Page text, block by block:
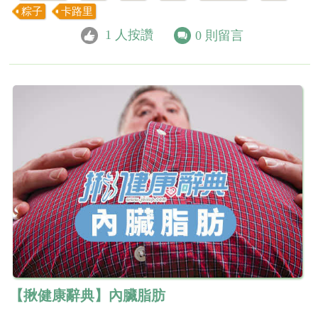
粽子
卡路里
1 人按讚 0 則留言
【揪健康辭典】內臟脂肪